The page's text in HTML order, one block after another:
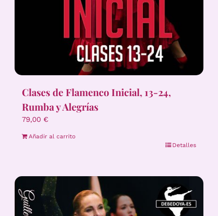
Clases de Flamenco Inicial, 13-24,
Rumba y Alegrías
79,00 €
Añadir al carrito
Detalles